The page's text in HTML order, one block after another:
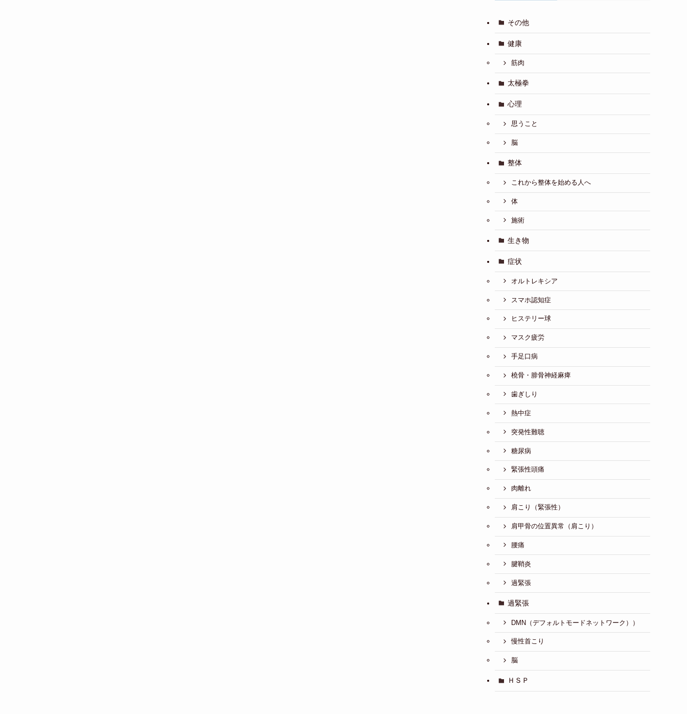
その他
健康
筋肉
太極拳
心理
思うこと
脳
整体
これから整体を始める人へ
体
施術
生き物
症状
オルトレキシア
スマホ認知症
ヒステリー球
マスク疲労
手足口病
橈骨・腓骨神経麻痺
歯ぎしり
熱中症
突発性難聴
糖尿病
緊張性頭痛
肉離れ
肩こり（緊張性）
肩甲骨の位置異常（肩こり）
腰痛
腱鞘炎
過緊張
過緊張
DMN（デフォルトモードネットワーク））
慢性首こり
脳
ＨＳＰ